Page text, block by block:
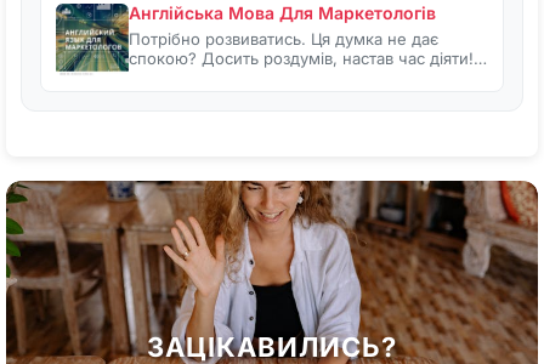
Англійська Мова Для Маркетологів
Потрібно розвиватись. Ця думка не дає
спокою? Досить роздумів, настав час діяти!…
ЗАЦІКАВИЛИСЬ?